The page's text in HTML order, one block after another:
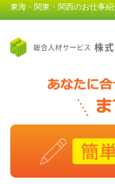
東海・関東・関西のお仕事